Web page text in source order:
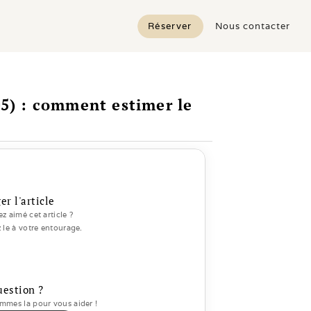
Nous contacter
Réserver
: comment estimer le
l'article
aimé cet article ?
le à votre entourage.
?
la pour vous aider !